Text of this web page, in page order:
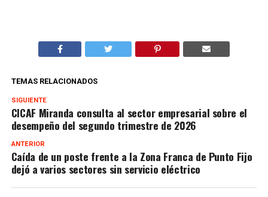
TEMAS RELACIONADOS
SIGUIENTE
CICAF Miranda consulta al sector empresarial sobre el
desempeño del segundo trimestre de 2026
ANTERIOR
Caída de un poste frente a la Zona Franca de Punto Fijo
dejó a varios sectores sin servicio eléctrico